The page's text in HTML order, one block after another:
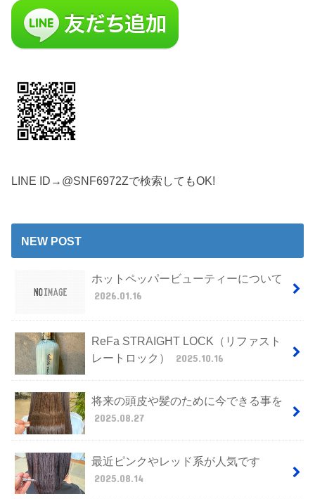
LINE ID→@SNF6972Zで検索してもOK!
NEW POST
ホットペッパービューティーについて
2026.01.16
ReFa STRAIGHT LOCK（リファスト
レートロック）
2025.10.16
将来の頭皮や髪のために今できる事を
2025.08.27
最近ピンクやレッド系が人気です
2025.08.14